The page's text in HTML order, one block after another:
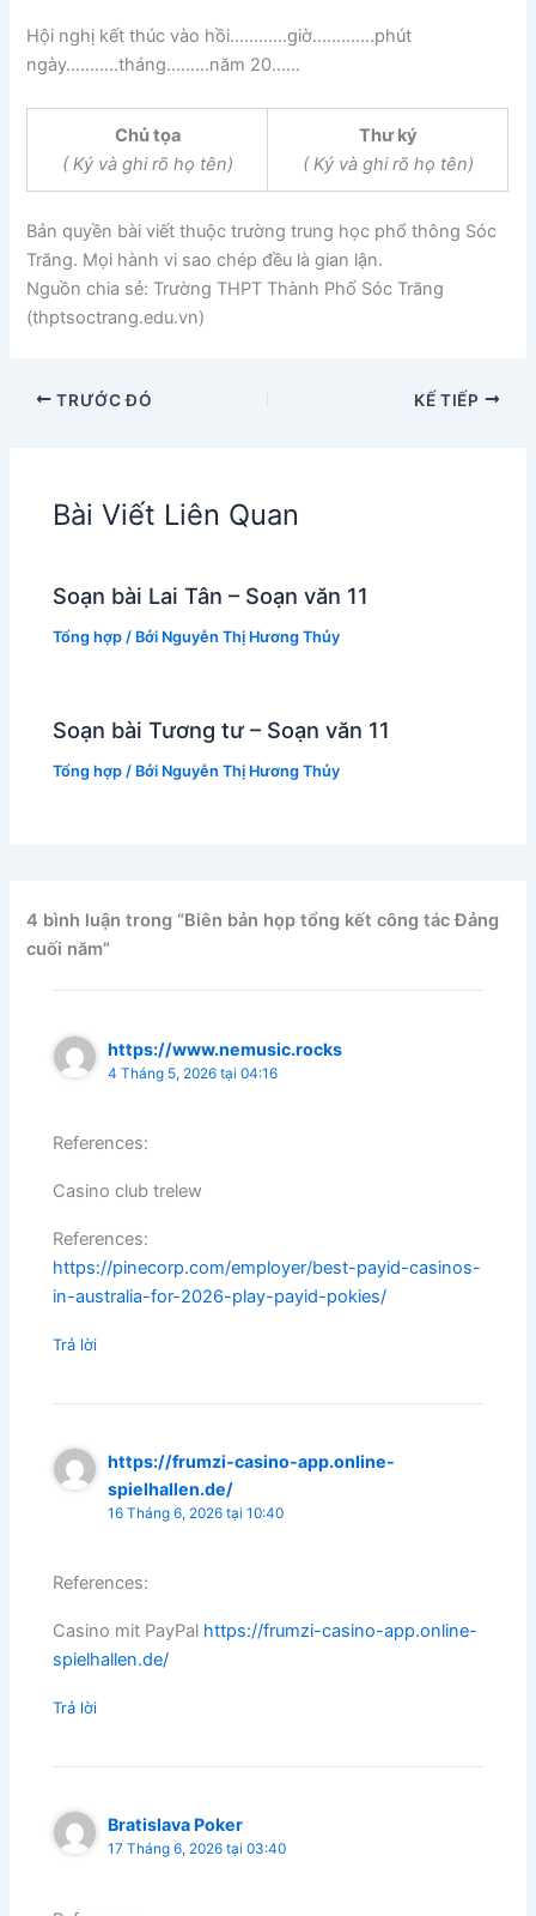
Hội nghị kết thúc vào hồi…………giờ………….phút
ngày………..tháng………năm 20……
Chủ tọa
( Ký và ghi rõ họ tên)
Thư ký
( Ký và ghi rõ họ tên)
Bản quyền bài viết thuộc trường trung học phổ thông Sóc
Trăng. Mọi hành vi sao chép đều là gian lận.
Nguồn chia sẻ: Trường THPT Thành Phố Sóc Trăng
(thptsoctrang.edu.vn)
TRƯỚC ĐÓ KẾ TIẾP
Bài Viết Liên Quan
Soạn bài Lai Tân – Soạn văn 11
Tổng hợp / Bởi Nguyễn Thị Hương Thủy
Soạn bài Tương tư – Soạn văn 11
Tổng hợp / Bởi Nguyễn Thị Hương Thủy
4 bình luận trong “Biên bản họp tổng kết công tác Đảng
cuối năm”
https://www.nemusic.rocks
4 Tháng 5, 2026 tại 04:16
References:
Casino club trelew
References:
https://pinecorp.com/employer/best-payid-casinos-
in-australia-for-2026-play-payid-pokies/
Trả lời
https://frumzi-casino-app.online-
spielhallen.de/
16 Tháng 6, 2026 tại 10:40
References:
Casino mit PayPal https://frumzi-casino-app.online-
spielhallen.de/
Trả lời
Bratislava Poker
17 Tháng 6, 2026 tại 03:40